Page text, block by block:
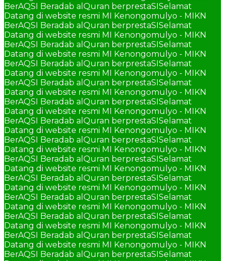
BerAQSI Beradab alQuran berprestaSISelamat
Datang di website resmi MI Kenongomulyo - MIKN
BerAQSI Beradab alQuran berprestaSISelamat
Datang di website resmi MI Kenongomulyo - MIKN
BerAQSI Beradab alQuran berprestaSISelamat
Datang di website resmi MI Kenongomulyo - MIKN
BerAQSI Beradab alQuran berprestaSISelamat
Datang di website resmi MI Kenongomulyo - MIKN
BerAQSI Beradab alQuran berprestaSISelamat
Datang di website resmi MI Kenongomulyo - MIKN
BerAQSI Beradab alQuran berprestaSISelamat
Datang di website resmi MI Kenongomulyo - MIKN
BerAQSI Beradab alQuran berprestaSISelamat
Datang di website resmi MI Kenongomulyo - MIKN
BerAQSI Beradab alQuran berprestaSISelamat
Datang di website resmi MI Kenongomulyo - MIKN
BerAQSI Beradab alQuran berprestaSISelamat
Datang di website resmi MI Kenongomulyo - MIKN
BerAQSI Beradab alQuran berprestaSISelamat
Datang di website resmi MI Kenongomulyo - MIKN
BerAQSI Beradab alQuran berprestaSISelamat
Datang di website resmi MI Kenongomulyo - MIKN
BerAQSI Beradab alQuran berprestaSISelamat
Datang di website resmi MI Kenongomulyo - MIKN
BerAQSI Beradab alQuran berprestaSISelamat
Datang di website resmi MI Kenongomulyo - MIKN
BerAQSI Beradab alQuran berprestaSISelamat